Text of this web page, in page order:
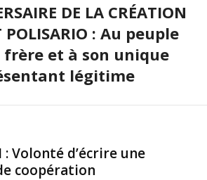
DE LA CRÉATION
POLISARIO : Au peuple
et à son unique
légitime
: Volonté d’écrire une
coopération